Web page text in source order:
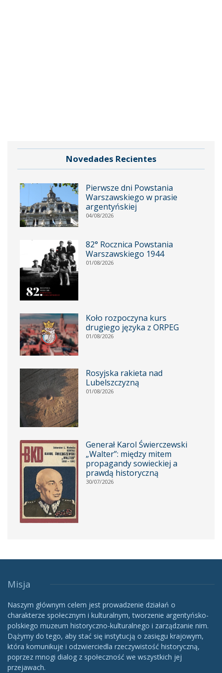
Novedades Recientes
Pierwsze dni Powstania
Warszawskiego w prasie
argentyńskiej
04/08/2026
82° Rocznica Powstania
Warszawskiego 1944
01/08/2026
Koło rozpoczyna kurs
drugiego języka z ORPEG
01/08/2026
Rosyjska rakieta nad
Lubelszczyzną
01/08/2026
Generał Karol Świerczewski
„Walter”: między mitem
propagandy sowieckiej a
prawdą historyczną
30/07/2026
Misja
Naszym głównym celem jest prowadzenie działań o
charakterze społecznym i kulturalnym, tworzenie argentyńsko-
polskiego muzeum historyczno-kulturalnego i zarządzanie nim.
Dążymy do tego, aby stać się instytucją o zasięgu krajowym,
która komunikuje i odzwierciedla rzeczywistość historyczną,
poprzez mnogi dialog z społeczność we wszystkich jej
przejawach.